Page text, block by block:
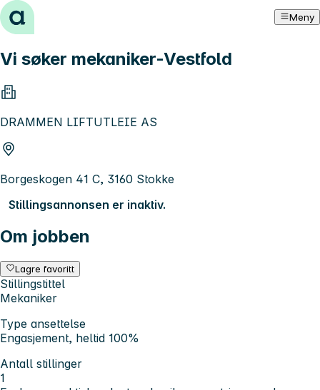
Hopp til innhold Meny
Vi søker mekaniker-Vestfold
DRAMMEN LIFTUTLEIE AS
Borgeskogen 41 C, 3160 Stokke
Stillingsannonsen er inaktiv.
Om jobben
Lagre favoritt
Stillingstittel
Mekaniker
Type ansettelse
Engasjement, heltid 100%
Antall stillinger
1